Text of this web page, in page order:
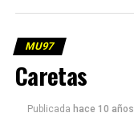
MU97
Caretas
Publicada hace 10 años